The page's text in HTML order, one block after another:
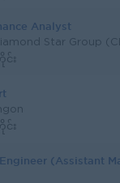
Analyst
Star Group
း
း
(Assistant